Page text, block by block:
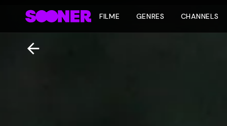
FILME GENRES CHANNELS